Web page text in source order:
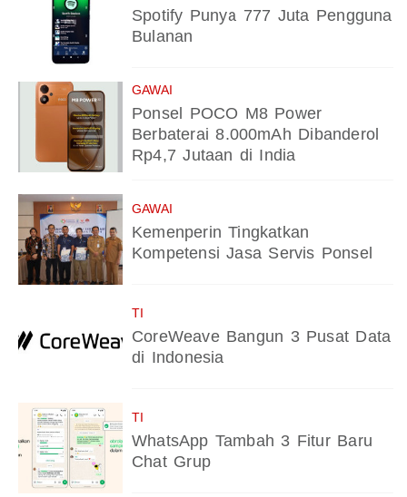
Spotify Punya 777 Juta Pengguna
Bulanan
GAWAI
Ponsel POCO M8 Power
Berbaterai 8.000mAh Dibanderol
Rp4,7 Jutaan di India
GAWAI
Kemenperin Tingkatkan
Kompetensi Jasa Servis Ponsel
TI
CoreWeave Bangun 3 Pusat Data
di Indonesia
TI
WhatsApp Tambah 3 Fitur Baru
Chat Grup